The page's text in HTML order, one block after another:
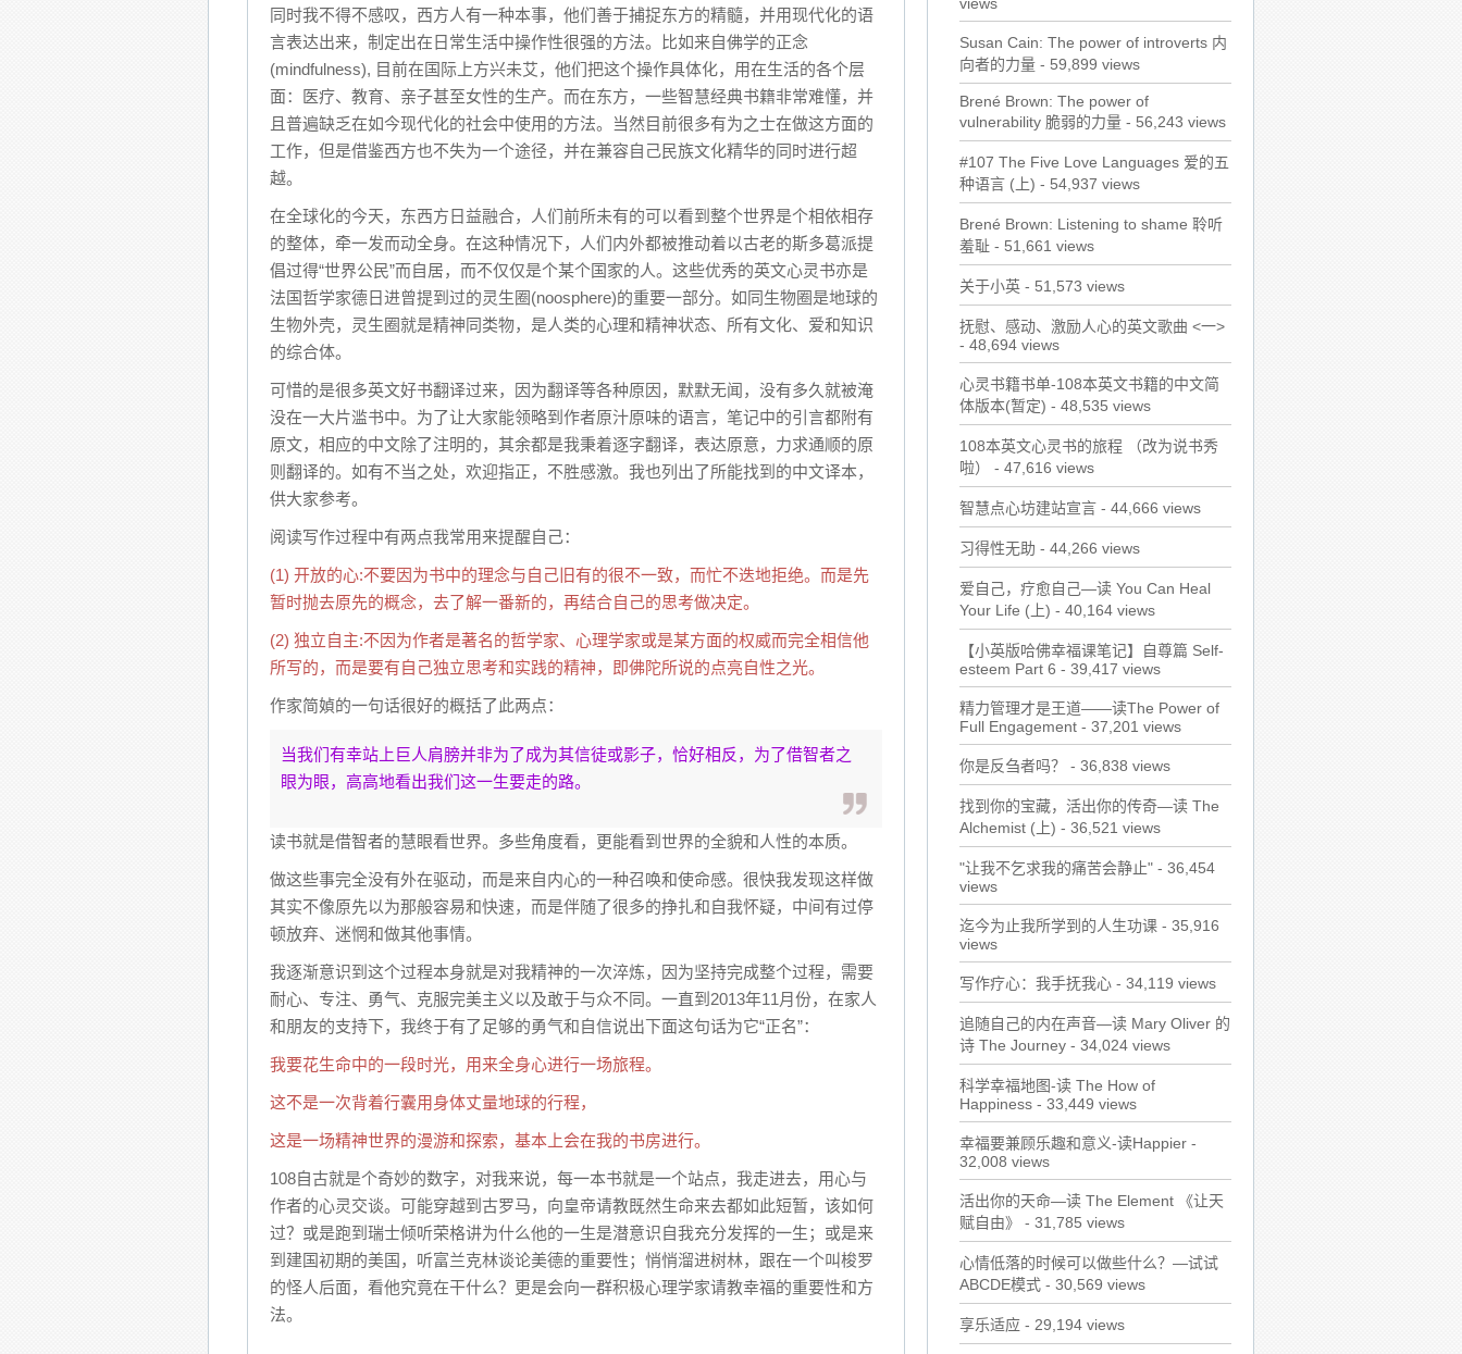
同时我不得不感叹，西方人有一种本事，他们善于捕捉东方的精髓，并用现代化的语
言表达出来，制定出在日常生活中操作性很强的方法。比如来自佛学的正念
(mindfulness), 目前在国际上方兴未艾，他们把这个操作具体化，用在生活的各个层
面：医疗、教育、亲子甚至女性的生产。而在东方，一些智慧经典书籍非常难懂，并
且普遍缺乏在如今现代化的社会中使用的方法。当然目前很多有为之士在做这方面的
工作，但是借鉴西方也不失为一个途径，并在兼容自己民族文化精华的同时进行超
越。
在全球化的今天，东西方日益融合，人们前所未有的可以看到整个世界是个相依相存
的整体，牵一发而动全身。在这种情况下，人们内外都被推动着以古老的斯多葛派提
倡过得“世界公民”而自居，而不仅仅是个某个国家的人。这些优秀的英文心灵书亦是
法国哲学家德日进曾提到过的灵生圈(noosphere)的重要一部分。如同生物圈是地球的
生物外壳，灵生圈就是精神同类物，是人类的心理和精神状态、所有文化、爱和知识
的综合体。
可惜的是很多英文好书翻译过来，因为翻译等各种原因，默默无闻，没有多久就被淹
没在一大片滥书中。为了让大家能领略到作者原汁原味的语言，笔记中的引言都附有
原文，相应的中文除了注明的，其余都是我秉着逐字翻译，表达原意，力求通顺的原
则翻译的。如有不当之处，欢迎指正，不胜感激。我也列出了所能找到的中文译本，
供大家参考。
阅读写作过程中有两点我常用来提醒自己：
(1) 开放的心:不要因为书中的理念与自己旧有的很不一致，而忙不迭地拒绝。而是先
暂时抛去原先的概念，去了解一番新的，再结合自己的思考做决定。
(2) 独立自主:不因为作者是著名的哲学家、心理学家或是某方面的权威而完全相信他
所写的，而是要有自己独立思考和实践的精神，即佛陀所说的点亮自性之光。
作家简媜的一句话很好的概括了此两点：
当我们有幸站上巨人肩膀并非为了成为其信徒或影子，恰好相反，为了借智者之
眼为眼，高高地看出我们这一生要走的路。
读书就是借智者的慧眼看世界。多些角度看，更能看到世界的全貌和人性的本质。
做这些事完全没有外在驱动，而是来自内心的一种召唤和使命感。很快我发现这样做
其实不像原先以为那般容易和快速，而是伴随了很多的挣扎和自我怀疑，中间有过停
顿放弃、迷惘和做其他事情。
我逐渐意识到这个过程本身就是对我精神的一次淬炼，因为坚持完成整个过程，需要
耐心、专注、勇气、克服完美主义以及敢于与众不同。一直到2013年11月份，在家人
和朋友的支持下，我终于有了足够的勇气和自信说出下面这句话为它“正名”：
我要花生命中的一段时光，用来全身心进行一场旅程。
这不是一次背着行囊用身体丈量地球的行程，
这是一场精神世界的漫游和探索，基本上会在我的书房进行。
108自古就是个奇妙的数字，对我来说，每一本书就是一个站点，我走进去，用心与
作者的心灵交谈。可能穿越到古罗马，向皇帝请教既然生命来去都如此短暂，该如何
过？或是跑到瑞士倾听荣格讲为什么他的一生是潜意识自我充分发挥的一生；或是来
到建国初期的美国，听富兰克林谈论美德的重要性；悄悄溜进树林，跟在一个叫梭罗
的怪人后面，看他究竟在干什么？更是会向一群积极心理学家请教幸福的重要性和方
法。
Susan Cain: The power of introverts 内
向者的力量 - 59,899 views
Brené Brown: The power of
vulnerability 脆弱的力量 - 56,243 views
#107 The Five Love Languages 爱的五
种语言 (上) - 54,937 views
Brené Brown: Listening to shame 聆听
羞耻 - 51,661 views
关于小英 - 51,573 views
抚慰、感动、激励人心的英文歌曲 <一>
- 48,694 views
心灵书籍书单-108本英文书籍的中文简
体版本(暂定) - 48,535 views
108本英文心灵书的旅程 （改为说书秀
啦）
- 47,616 views
智慧点心坊建站宣言 - 44,666 views
习得性无助 - 44,266 views
爱自己，疗愈自己—读 You Can Heal
Your Life (上) - 40,164 views
【小英版哈佛幸福课笔记】自尊篇 Self-
esteem Part 6 - 39,417 views
精力管理才是王道——读The Power of
Full Engagement - 37,201 views
你是反刍者吗？ - 36,838 views
找到你的宝藏，活出你的传奇—读 The
Alchemist (上) - 36,521 views
"让我不乞求我的痛苦会静止" - 36,454
views
迄今为止我所学到的人生功课 - 35,916
views
写作疗心：我手抚我心 - 34,119 views
追随自己的内在声音—读 Mary Oliver 的
诗 The Journey - 34,024 views
科学幸福地图-读 The How of
Happiness - 33,449 views
幸福要兼顾乐趣和意义-读Happier -
32,008 views
活出你的天命—读 The Element 《让天
赋自由》
- 31,785 views
心情低落的时候可以做些什么？—试试
ABCDE模式 - 30,569 views
享乐适应 - 29,194 views